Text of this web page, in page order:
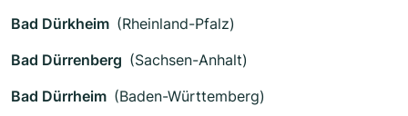
Bad Dürkheim (Rheinland-Pfalz)
Bad Dürrenberg (Sachsen-Anhalt)
Bad Dürrheim (Baden-Württemberg)